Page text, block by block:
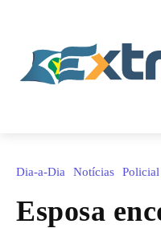
Dia-a-Dia Notícias Policial
Esposa